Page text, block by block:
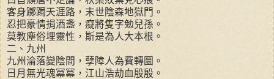
客身躑躅天涯路，末世陰森地獄門。
忍把豪情捐酒盞，癡將隻字勉兒孫。
莫教塵俗埋靈性，斯是為人大本根。
二、九州
九州淪落變陰間，孽障人為費轉圜。
日月無光魂冪冪，江山浩劫血殷殷。